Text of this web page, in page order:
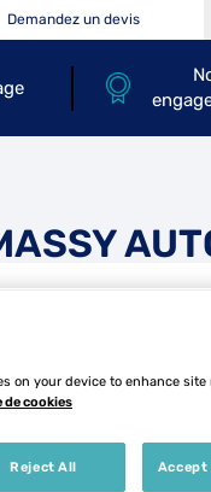
Demandez un devis
on your device to enhance
cookies
Reject All Accept